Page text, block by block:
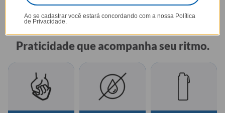
Praticidade que acompanha seu ritmo.
Ao se cadastrar você estará concordando com a nossa Política
de Privacidade.